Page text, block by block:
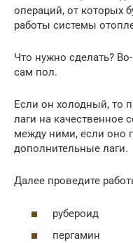
операций, от которых
работы системы
Что нужно сделать?
сам пол.
Если он холодный, то
лаги на качественное
между ними, если оно
дополнительные лаги.
Далее проведите
рубероид
пергамин